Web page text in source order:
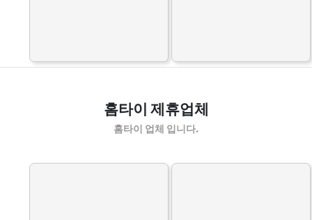
홈타이 제휴업체
홈타이 업체 입니다.